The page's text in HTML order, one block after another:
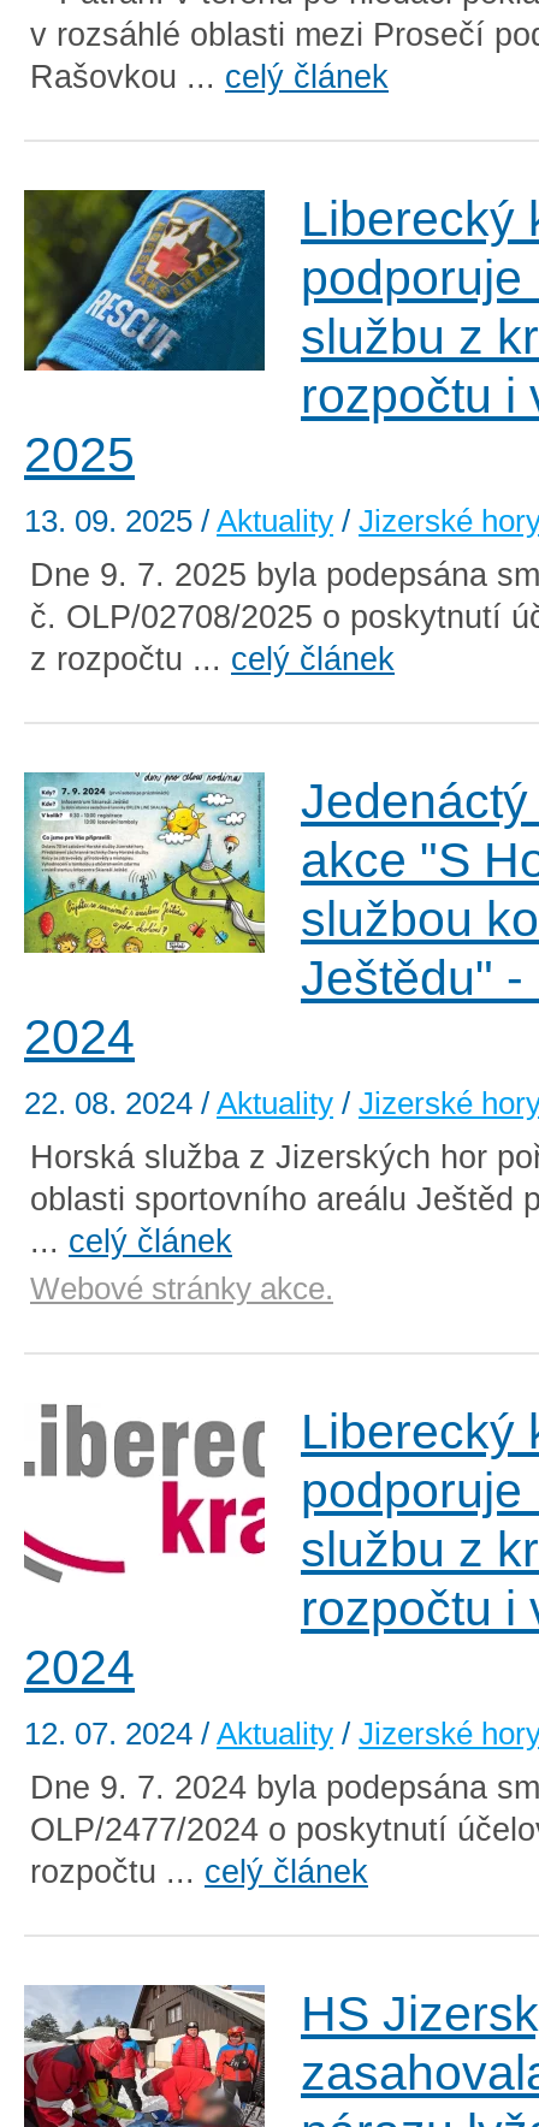
v rozsáhlé oblasti mezi Prosečí
Rašovkou ... celý článek
Liberecký
podporuje
službu z
rozpočtu i
2025
13. 09. 2025 / Aktuality / Jizerské
Dne 9. 7. 2025 byla podepsána
č. OLP/02708/2025 o poskytnutí
z rozpočtu ... celý článek
akce "S
službou
Ještědu" -
2024
22. 08. 2024 / Aktuality / Jizerské
Horská služba z Jizerských hor
oblasti sportovního areálu Ještěd
... celý článek
Webové stránky akce.
Liberecký
podporuje
službu z
rozpočtu i
2024
12. 07. 2024 / Aktuality / Jizerské
Dne 9. 7. 2024 byla podepsána
OLP/2477/2024 o poskytnutí
rozpočtu ... celý článek
HS